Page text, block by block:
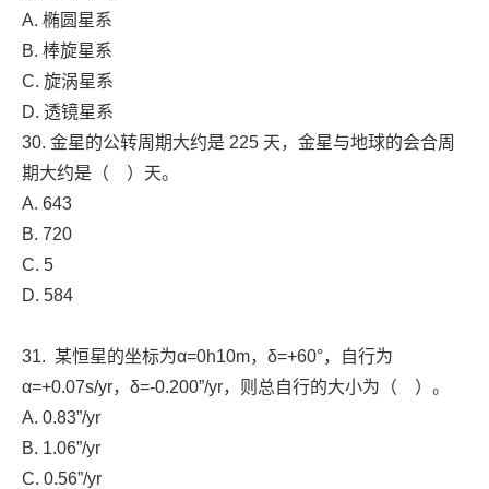
A. 椭圆星系
B. 棒旋星系
C. 旋涡星系
D. 透镜星系
30. 金星的公转周期大约是 225 天，金星与地球的会合周
期大约是（ ）天。
A. 643
B. 720
C. 5
D. 584
31. 某恒星的坐标为α=0h10m，δ=+60°，自行为
α=+0.07s/yr，δ=-0.200”/yr，则总自行的大小为（ ）。
A. 0.83”/yr
B. 1.06”/yr
C. 0.56”/yr